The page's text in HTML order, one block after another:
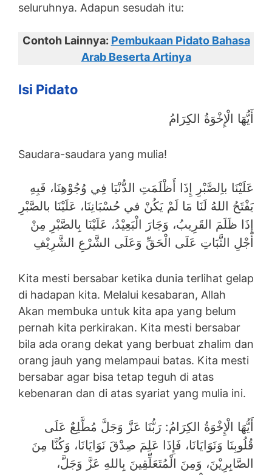
seluruhnya. Adapun sesudah itu:
Contoh Lainnya: Pembukaan Pidato Bahasa
Arab Beserta Artinya
Isi Pidato
أَيُّهَا الْإِخْوَةُ الكِرَامُ
Saudara-saudara yang mulia!
عَلَيْنَا باِلصَّبْرِ إِذَا أَظْلَمَتِ الدُّنْيَا فِي وُجُوْهِنَا، فَبِهِ
يَفْتَحُ اللهُ لَنَا مَا لَمْ يَكُنْ في حُسْبَانِنَا، عَلَيْنَا بالصَّبْرِ
إِذَا ظَلَمَ القَرِيبُ، وَجَارَ الْبَعِيْدُ، عَلَيْنَا بِالصَّبْرِ مِنْ
أَجْلِ الثَّبَاتِ عَلَى الْحَقِّ وَعَلَى الشَّرْعِ الشَّرِيْفِ
Kita mesti bersabar ketika dunia terlihat gelap
di hadapan kita. Melalui kesabaran, Allah
Akan membuka untuk kita apa yang belum
pernah kita perkirakan. Kita mesti bersabar
bila ada orang dekat yang berbuat zhalim dan
orang jauh yang melampaui batas. Kita mesti
bersabar agar bisa tetap teguh di atas
kebenaran dan di atas syariat yang mulia ini.
أَيُّهَا الْإِخْوَةُ الكِرَامُ: رَبُّنَا عَزَّ وَجَلَّ مُطَّلِعٌ عَلَى
قُلُوبِنَا وَنَوَايَانَا، فَإِذَا عَلِمَ صِدْقَ نَوَايَانَا، وَكُنَّا مِنَ
الصَّابِرِيْنَ، وَمِنَ الْمُتَعَلِّقِينَ بِاللهِ عَزَّ وَجَلَّ،